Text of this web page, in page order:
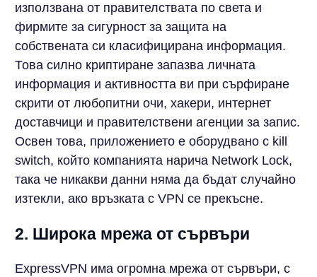
използвана от правителствата по света и
фирмите за сигурност за защита на
собствената си класифицирана информация.
Това силно криптиране запазва личната
информация и активността ви при сърфиране
скрити от любопитни очи, хакери, интернет
доставчици и правителствени агенции за запис.
Освен това, приложението е оборудвано с kill
switch, който компанията нарича Network Lock,
така че никакви данни няма да бъдат случайно
изтекли, ако връзката с VPN се прекъсне.
2. Широка мрежа от сървъри
ExpressVPN има огромна мрежа от сървъри, с